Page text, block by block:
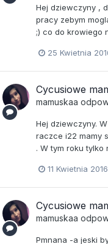
Hej dziewczyny ,
pracy zebym
;) co do krowiego
25 Kwietnia
Cycusiowe
mamuskaa
Hej dziewczyny.
raczce i22 mamy
. W tym roku
11 Kwietnia 2016
Cycusiowe
mamuskaa
Pmnana -a jeski